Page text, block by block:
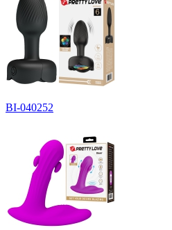
BI-040252